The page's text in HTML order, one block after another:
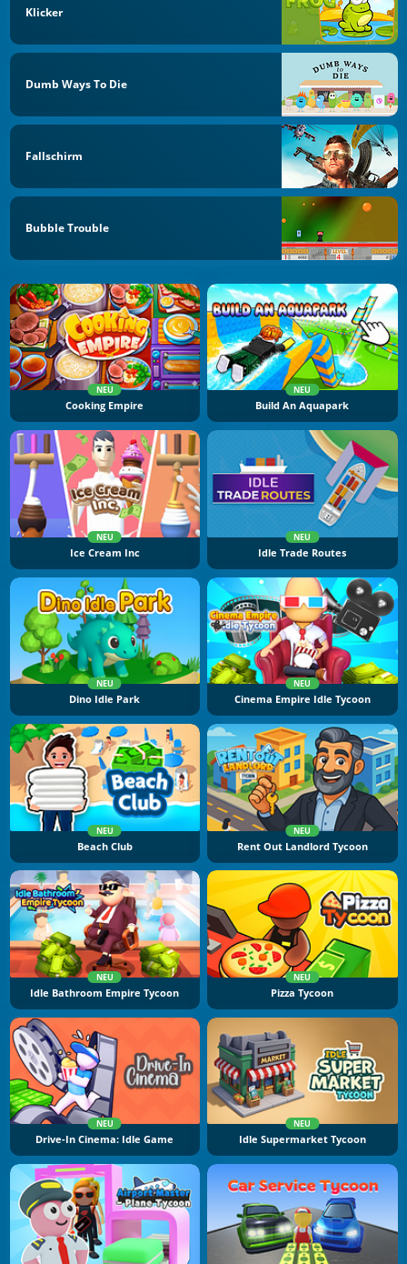
Klicker
Dumb Ways To Die
Fallschirm
Bubble Trouble
NEU
Cooking Empire
NEU
Build An Aquapark
NEU
Ice Cream Inc
NEU
Idle Trade Routes
NEU
Dino Idle Park
NEU
Cinema Empire Idle Tycoon
NEU
Beach Club
NEU
Rent Out Landlord Tycoon
NEU
Idle Bathroom Empire Tycoon
NEU
Pizza Tycoon
NEU
Drive-In Cinema: Idle Game
NEU
Idle Supermarket Tycoon